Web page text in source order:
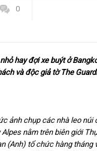
0
hay đợi xe buýt ở
và độc giả tờ The
ảnh chụp các nhà leo núi
nằm trên biên giới
(Anh) tổ chức hàng tháng